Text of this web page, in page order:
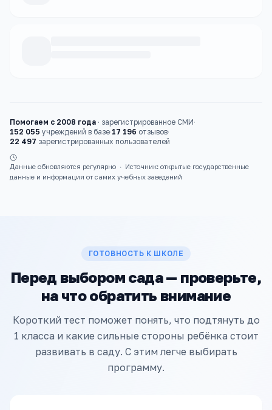
Помогаем с 2008 года · зарегистрированное СМИ·
152 055 учреждений в базе·17 196 отзывов·
22 497 зарегистрированных пользователей
Данные обновляются регулярно ·
Источник: открытые государственные
данные и информация от самих учебных заведений
ГОТОВНОСТЬ К ШКОЛЕ
Перед выбором сада — проверьте,
на что обратить внимание
Короткий тест поможет понять, что подтянуть до
1 класса и какие сильные стороны ребёнка стоит
развивать в саду. С этим легче выбирать
программу.